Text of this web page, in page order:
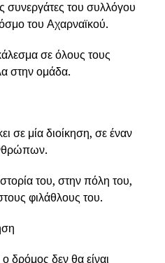
συνεργάτες του συλλόγου
του Αχαρναϊκού.
σε όλους τους
στην ομάδα.
σε μία διοίκηση, σε έναν
του, στην πόλη του,
φιλάθλους του.
δρόμος δεν θα είναι